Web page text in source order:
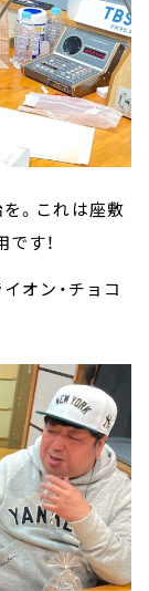
。これは座敷
す！
オン・チョコ